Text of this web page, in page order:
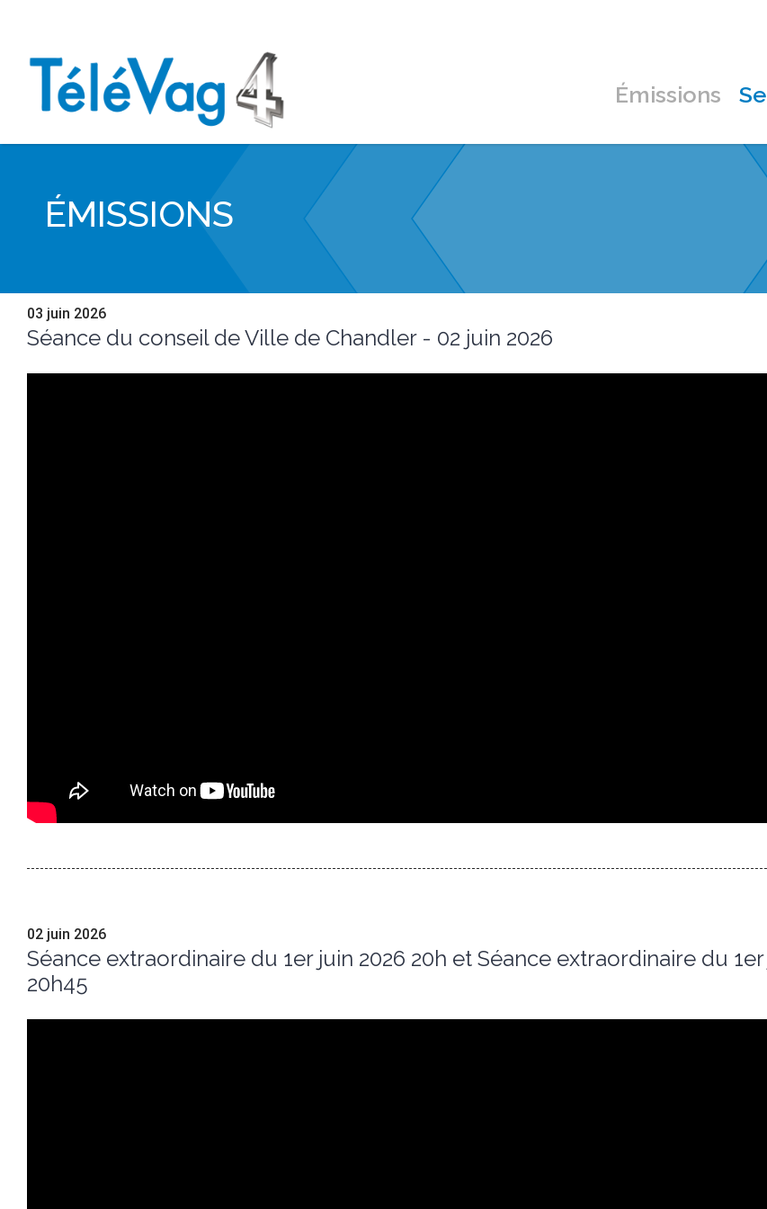
Émissions
ÉMISSIONS
03 juin 2026
Séance du conseil de Ville de Chandler - 02 juin 2026
02 juin 2026
Séance extraordinaire du 1er juin 2026 20h et Séance extraordinaire du 1er
20h45